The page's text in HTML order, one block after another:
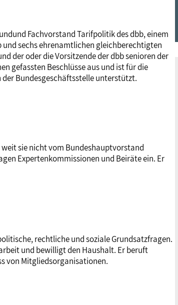
Fachvorstand Tarifpolitik des dbb, einem
sechs ehrenamtlichen gleichberechtigten
der oder die Vorsitzende der dbb senioren der
gefassten Beschlüsse aus und ist für die
Bundesgeschäftsstelle unterstützt.
sie nicht vom Bundeshauptvorstand
Expertenkommissionen und Beiräte ein. Er
rechtliche und soziale Grundsatzfragen.
und bewilligt den Haushalt. Er beruft
von Mitgliedsorganisationen.